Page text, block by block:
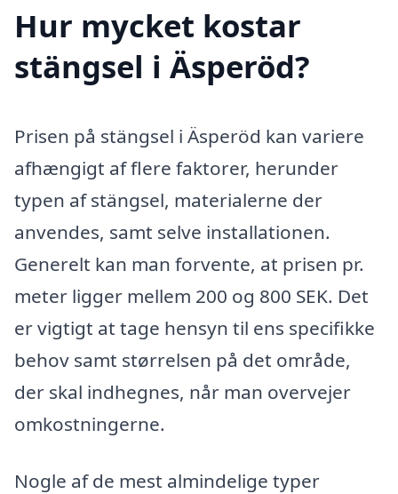
Hur mycket kostar
stängsel i Äsperöd?
Prisen på stängsel i Äsperöd kan variere
afhængigt af flere faktorer, herunder
typen af stängsel, materialerne der
anvendes, samt selve installationen.
Generelt kan man forvente, at prisen pr.
meter ligger mellem 200 og 800 SEK. Det
er vigtigt at tage hensyn til ens specifikke
behov samt størrelsen på det område,
der skal indhegnes, når man overvejer
omkostningerne.
Nogle af de mest almindelige typer